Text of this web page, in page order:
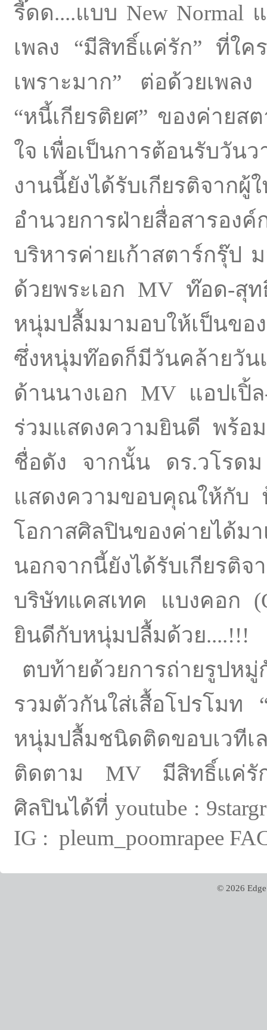
รี๊ดด....แบบ New Normal
เพลง “มีสิทธิ์แค่รัก” ที่ใค
เพราะมาก” ต่อด้วยเพล
“หนี้เกียรติยศ” ของค่ายส
ใจ เพื่อเป็นการต้อนรับวัน
งานนี้ยังได้รับเกียรติจา
อำนวยการฝ่ายสื่อสารอ
บริหารค่ายเก้าสตาร์กรุ๊ป
ด้วยพระเอก MV ท๊อด-สุ
หนุ่มปลื้มมามอบให้เป็นข
ซึ่งหนุ่มท๊อดก็มีวันคล้ายวัน
ด้านนางเอก MV แอปเปิ้
ร่วมแสดงความยินดี พร้อ
ชื่อดัง จากนั้น ดร.วโรด
แสดงความขอบคุณให้กั
โอกาสศิลปินของค่ายได้ม
นอกจากนี้ยังได้รับเกียรติ
บริษัทแคสเทค แบงคอก
ยินดีกับหนุ่มปลื้มด้วย....!!!
ตบท้ายด้วยการถ่ายรูปห
รวมตัวกันใส่เสื้อโปรโมท
หนุ่มปลื้มชนิดติดขอบเวทีเ
ติดตาม MV มีสิทธิ์แค่รัก
ศิลปินได้ที่ youtube :
IG : pleum_poomrapee
© 2026